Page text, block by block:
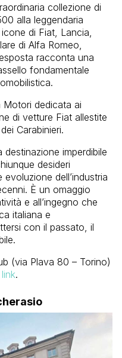
collezione di
alla leggendaria
di Fiat, Lancia,
di Alfa Romeo,
racconta una
fondamentale
Motori dedicata ai
di vetture Fiat allestite
Carabinieri.
destinazione imperdibile
desideri
evoluzione dell’industria
È un omaggio
e all’ingegno che
italiana e
con il passato, il
(via Plava 80 – Torino)
.